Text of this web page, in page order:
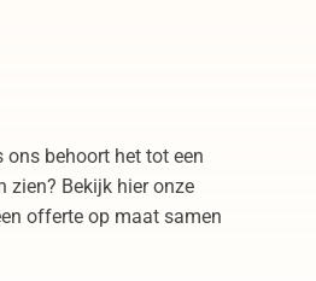
behoort het tot een
zien? Bekijk hier onze
offerte op maat samen